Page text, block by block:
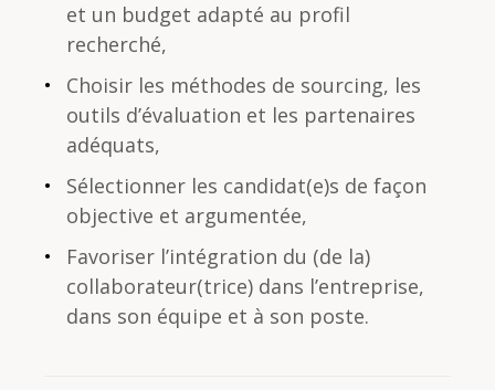
et un budget adapté au profil
recherché,
Choisir les méthodes de sourcing, les
outils d’évaluation et les partenaires
adéquats,
Sélectionner les candidat(e)s de façon
objective et argumentée,
Favoriser l’intégration du (de la)
collaborateur(trice) dans l’entreprise,
dans son équipe et à son poste.